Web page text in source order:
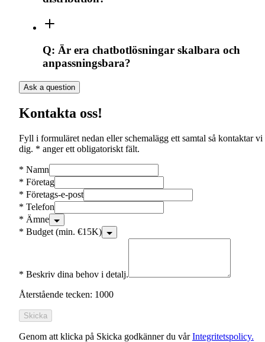
Q: Är era chatbotlösningar skalbara och
anpassningsbara?
Ask a question
Kontakta oss!
Fyll i formuläret nedan eller schemalägg ett samtal så kontaktar vi
dig. * anger ett obligatoriskt fält.
* Namn
* Företag
* Företags-e-post
* Telefon
* Ämne
* Budget (min. €15K)
* Beskriv dina behov i detalj.
Återstående tecken: 1000
Skicka
Genom att klicka på Skicka godkänner du vårIntegritetspolicy.